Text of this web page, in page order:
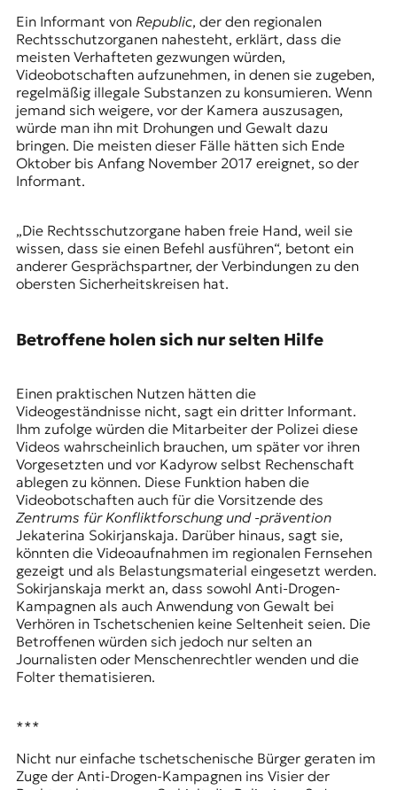
Ein Informant von Republic, der den regionalen
Rechtsschutzorganen nahesteht, erklärt, dass die
meisten Verhafteten gezwungen würden,
Videobotschaften aufzunehmen, in denen sie zugeben,
regelmäßig illegale Substanzen zu konsumieren. Wenn
jemand sich weigere, vor der Kamera auszusagen,
würde man ihn mit Drohungen und Gewalt dazu
bringen. Die meisten dieser Fälle hätten sich Ende
Oktober bis Anfang November 2017 ereignet, so der
Informant.
„Die Rechtsschutzorgane haben freie Hand, weil sie
wissen, dass sie einen Befehl ausführen“, betont ein
anderer Gesprächspartner, der Verbindungen zu den
obersten Sicherheitskreisen hat.
Betroffene holen sich nur selten Hilfe
Einen praktischen Nutzen hätten die
Videogeständnisse nicht, sagt ein dritter Informant.
Ihm zufolge würden die Mitarbeiter der Polizei diese
Videos wahrscheinlich brauchen, um später vor ihren
Vorgesetzten und vor Kadyrow selbst Rechenschaft
ablegen zu können. Diese Funktion haben die
Videobotschaften auch für die Vorsitzende des
Zentrums für Konfliktforschung und -prävention
Jekaterina Sokirjanskaja. Darüber hinaus, sagt sie,
könnten die Videoaufnahmen im regionalen Fernsehen
gezeigt und als Belastungsmaterial eingesetzt werden.
Sokirjanskaja merkt an, dass sowohl Anti-Drogen-
Kampagnen als auch Anwendung von Gewalt bei
Verhören in Tschetschenien keine Seltenheit seien. Die
Betroffenen würden sich jedoch nur selten an
Journalisten oder Menschenrechtler wenden und die
Folter thematisieren.
***
Nicht nur einfache tschetschenische Bürger geraten im
Zuge der Anti-Drogen-Kampagnen ins Visier der